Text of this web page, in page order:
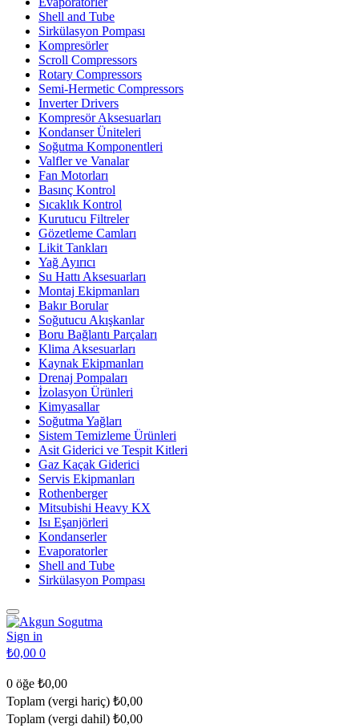
Shell and Tube
Sirkülasyon Pompası
Kompresörler
Scroll Compressors
Rotary Compressors
Semi-Hermetic Compressors
Inverter Drivers
Kompresör Aksesuarları
Kondanser Üniteleri
Soğutma Komponentleri
Valfler ve Vanalar
Fan Motorları
Basınç Kontrol
Sıcaklık Kontrol
Kurutucu Filtreler
Gözetleme Camları
Likit Tankları
Yağ Ayırıcı
Su Hattı Aksesuarları
Montaj Ekipmanları
Bakır Borular
Soğutucu Akışkanlar
Boru Bağlantı Parçaları
Klima Aksesuarları
Kaynak Ekipmanları
Drenaj Pompaları
İzolasyon Ürünleri
Kimyasallar
Soğutma Yağları
Sistem Temizleme Ürünleri
Asit Giderici ve Tespit Kitleri
Gaz Kaçak Giderici
Servis Ekipmanları
Rothenberger
Mitsubishi Heavy KX
Isı Eşanjörleri
Kondanserler
Evaporatorler
Shell and Tube
Sirkülasyon Pompası
Sign in
₺0,00 0
0 öğe ₺0,00
Toplam (vergi hariç) ₺0,00
Toplam (vergi dahil) ₺0,00